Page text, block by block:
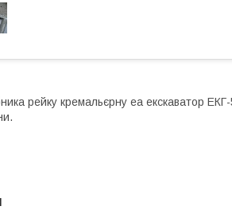
рейку кремальєрну еа екскаватор